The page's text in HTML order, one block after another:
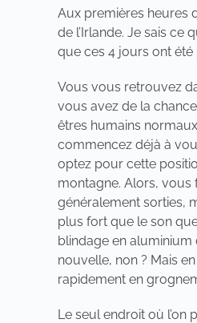
Aux premières heures
de l’Irlande. Je sais
que ces 4 jours ont
Vous vous retrouvez
vous avez de la
êtres humains
commencez déjà à
optez pour cette
montagne. Alors, vous
généralement sorties,
plus fort que le son
blindage en aluminium
nouvelle, non ? Mais
rapidement en
Le seul endroit où l’on